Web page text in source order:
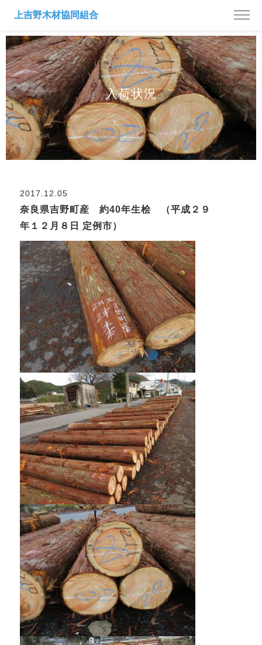
入荷状況
2017.12.05
奈良県吉野町産 約40年生桧 （平成２９
年１２月８日 定例市）